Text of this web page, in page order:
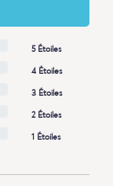
5 Étoiles
4 Étoiles
3 Étoiles
2 Étoiles
1 Étoiles